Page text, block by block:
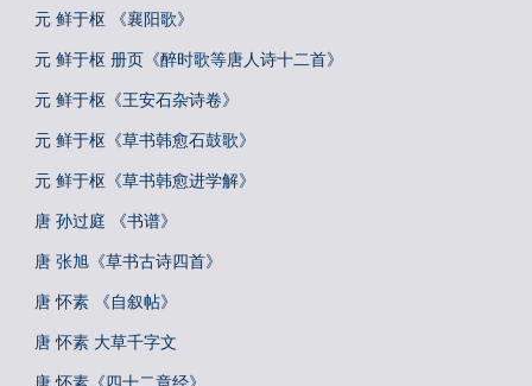
元 鲜于枢 《襄阳歌》
元 鲜于枢 册页《醉时歌等唐人诗十二首》
元 鲜于枢《王安石杂诗卷》
元 鲜于枢《草书韩愈石鼓歌》
元 鲜于枢《草书韩愈进学解》
唐 孙过庭 《书谱》
唐 张旭《草书古诗四首》
唐 怀素 《自叙帖》
唐 怀素 大草千字文